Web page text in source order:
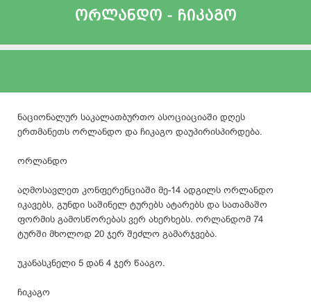
ორლანდო - ჩიკაგო
ნაციონალურ საკალათბურთო ასოციაციაში დღეს
ერთმანეთს ორლანდო და ჩიკაგო დაუპირისპირდება.
ორლანდო
აღმოსავლეთ კონფერენციაში მე-14 ადგილს ორლანდო
იკავებს, გუნდი საშინელ ტურებს ატარებს და სათამაშო
ფორმის გამოსწორებას ვერ ახერხებს. ორლანდომ 74
ტურში მხოლოდ 20 ჯერ შეძლო გამარჯვება.
უკანასკნელი 5 დან 4 ჯერ წააგო.
ჩიკაგო